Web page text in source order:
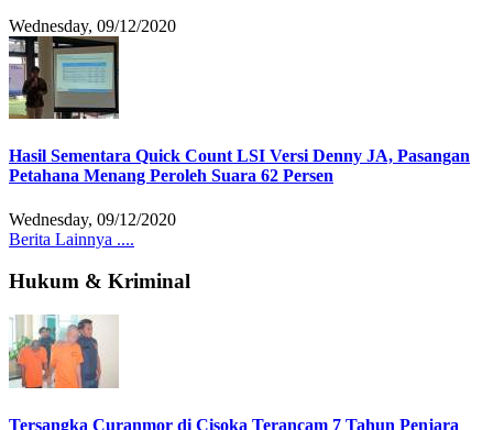
Wednesday, 09/12/2020
Hasil Sementara Quick Count LSI Versi Denny JA, Pasangan
Petahana Menang Peroleh Suara 62 Persen
Wednesday, 09/12/2020
Berita Lainnya ....
Hukum & Kriminal
Tersangka Curanmor di Cisoka Terancam 7 Tahun Penjara